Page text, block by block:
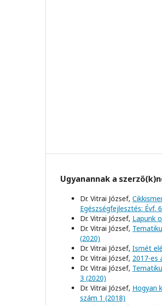
Ugyanannak a
Dr. Vitrai József,
Egészségfejlesztés: Évf.
Dr. Vitrai József, Lapunk
Dr. Vitrai József,
(2020)
Dr. Vitrai József, Ismét
Dr. Vitrai József, 2017-es
Dr. Vitrai József,
3 (2020)
Dr. Vitrai József, Hogyan
szám 1 (2018)